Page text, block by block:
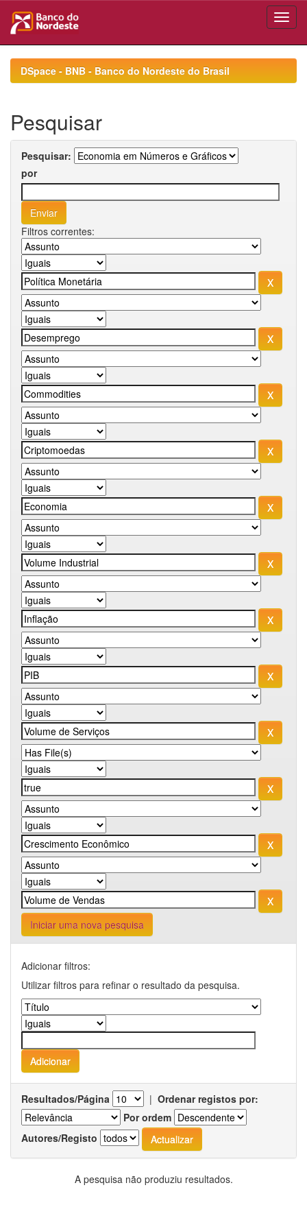
navigationDSpace - BNB - Banco do Nordeste do Brasil
Pesquisar
Pesquisar:
por
Filtros correntes:
Iniciar uma nova pesquisa
Adicionar filtros:
Utilizar filtros para refinar o resultado da pesquisa.
Resultados/Página | Ordenar registos por:
Por ordem
Autores/Registo
A pesquisa não produziu resultados.